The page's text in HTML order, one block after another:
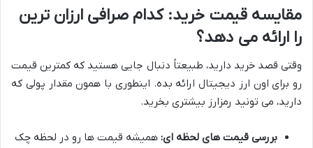
مقایسه قیمت خرید: کدام صرافی ارزان ترین
را ارائه می دهد؟
وقتی قصد خرید دارید، طبیعتاً دنبال جایی هستید که کمترین قیمت
رو برای اون ارز دیجیتال ارائه بده. اینطوری با همون مقدار پولی که
دارید، می تونید رمزارز بیشتری بخرید.
بررسی قیمت های لحظه ای: همیشه قیمت ها رو در لحظه چک